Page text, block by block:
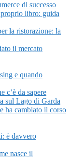
di successo
libro: guida
la ristorazione: la
il mercato
e quando
c’è da sapere
sul Lago di Garda
ha cambiato il corso
è davvero
nasce il